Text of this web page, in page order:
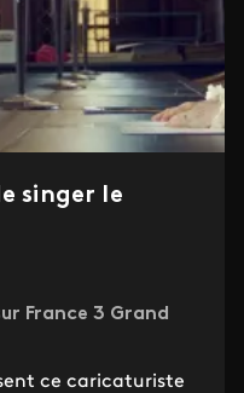
singer le
France 3 Grand
ce caricaturiste